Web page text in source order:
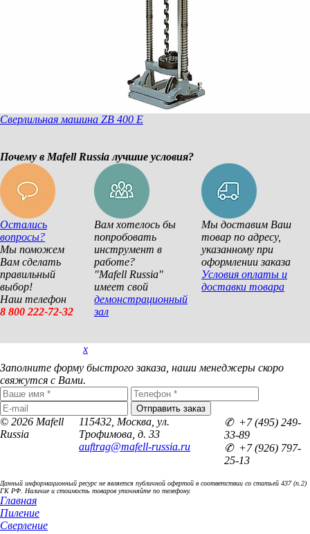
Сверлильная машина ZB 400 E
Почему в Mafell Russia лучшие условия?
Остались
вопросы?
Мы поможем
Вам сделать
правильный
выбор!
Наш телефон
8 800 222-72-32
Вам хотелось бы
попробовать
инструмент в
работе?
"Mafell Russia"
имеет свой
демонстрационный
зал
Мы доставим Ваш
товар по адресу,
указанному при
оформлении заказа
Условия оплаты и
доставки товара
Покупка в 1 кликx
Заполните форму быстрого заказа, наши менеджеры скоро
свяжутся с Вами.
© 2026 Mafell
Russia
115432, Москва, ул.
Трофимова, д. 33
auftrag@mafell-russia.ru
✆ +7 (495) 249-
33-89
✆ +7 (926) 797-
25-13
Данный информационный ресурс не является публичной офертой в соответствии со статьей 437 (п.2)
ГК РФ. Наличие и стоимость товаров уточняйте по телефону.
Главная
Пиление
Сверление